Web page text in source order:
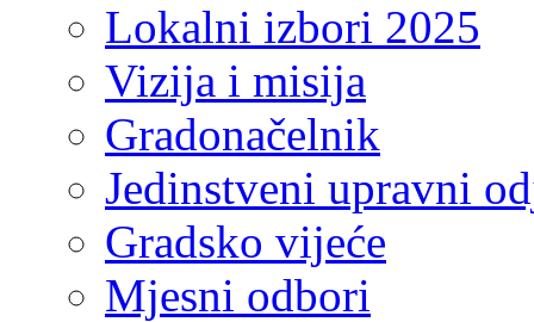
Lokalni izbori 2025
Vizija i misija
Gradonačelnik
Jedinstveni upravni
Gradsko vijeće
Mjesni odbori